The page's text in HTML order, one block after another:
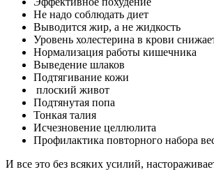
Не надо соблюдать диет
Выводится жир, а не жидкость
Уровень холестерина в крови
Нормализация работы кишечника
Выведение шлаков
Подтягивание кожи
плоский живот
Подтянутая попа
Тонкая талия
Исчезновение целлюлита
Профилактика повторного набора
И все это без всяких усилий,